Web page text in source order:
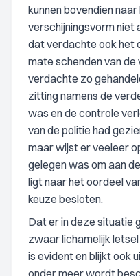
kunnen bovendien naar
verschijningsvorm niet
dat verdachte ook het
mate schenden van
verdachte zo
zitting namens de
was en de controle
van de politie had
maar wijst er veeleer
gelegen was om aan
ligt naar het oordeel
keuze besloten.
Dat er in deze situatie
zwaar lichamelijk
is evident en blijkt ook
onder meer wordt